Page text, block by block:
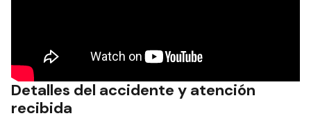
Detalles del accidente y atención
recibida